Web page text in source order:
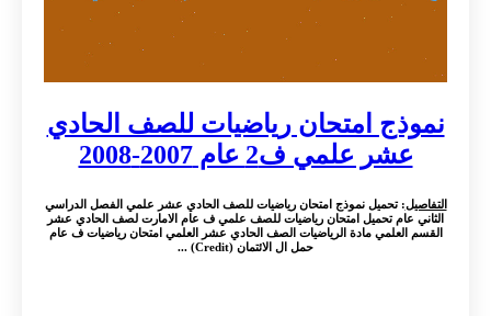
نموذج امتحان رياضيات للصف الحادي
عشر علمي ف2 عام 2007-2008
التفاصيل: تحميل نموذج امتحان رياضيات للصف الحادي عشر علمي الفصل الدراسي
الثاني عام تحميل امتحان رياضيات للصف علمي ف عام الامارت لصف الحادي عشر
القسم العلمي مادة الرياضيات الصف الحادي عشر العلمي امتحان رياضيات ف عام
حمل ال الائتمان (Credit) ...